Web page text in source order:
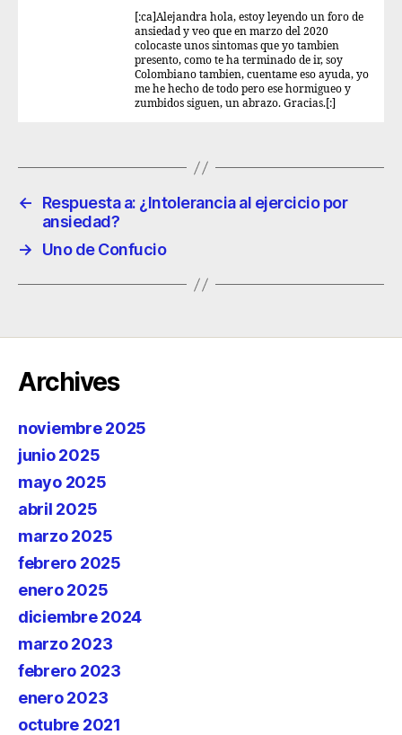
[:ca]Alejandra hola, estoy leyendo un foro de
ansiedad y veo que en marzo del 2020
colocaste unos sintomas que yo tambien
presento, como te ha terminado de ir, soy
Colombiano tambien, cuentame eso ayuda, yo
me he hecho de todo pero ese hormigueo y
zumbidos siguen, un abrazo. Gracias.[:]
←
Respuesta a: ¿Intolerancia al ejercicio por
ansiedad?
→
Uno de Confucio
Archives
noviembre 2025
junio 2025
mayo 2025
abril 2025
marzo 2025
febrero 2025
enero 2025
diciembre 2024
marzo 2023
febrero 2023
enero 2023
octubre 2021